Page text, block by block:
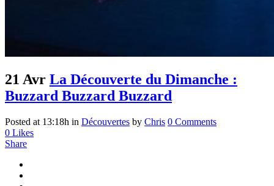
21 Avr La Découverte du Dimanche :
Buzzard Buzzard Buzzard
Posted at 13:18h in Découvertes by Chris 0 Comments
0 Likes
Share